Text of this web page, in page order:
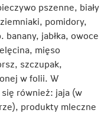
pszenne, biały
pomidory,
jabłka, owoce
mięso
szczupak,
w folii. W
się również: jaja (w
produkty mleczne